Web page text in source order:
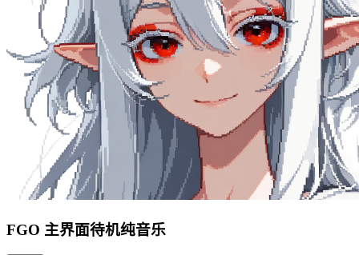
FGO 主界面待机纯音乐